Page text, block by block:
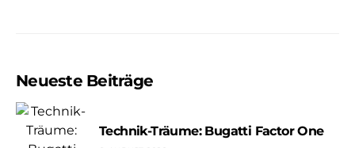
Neueste Beiträge
Technik-Träume: Bugatti Factor One